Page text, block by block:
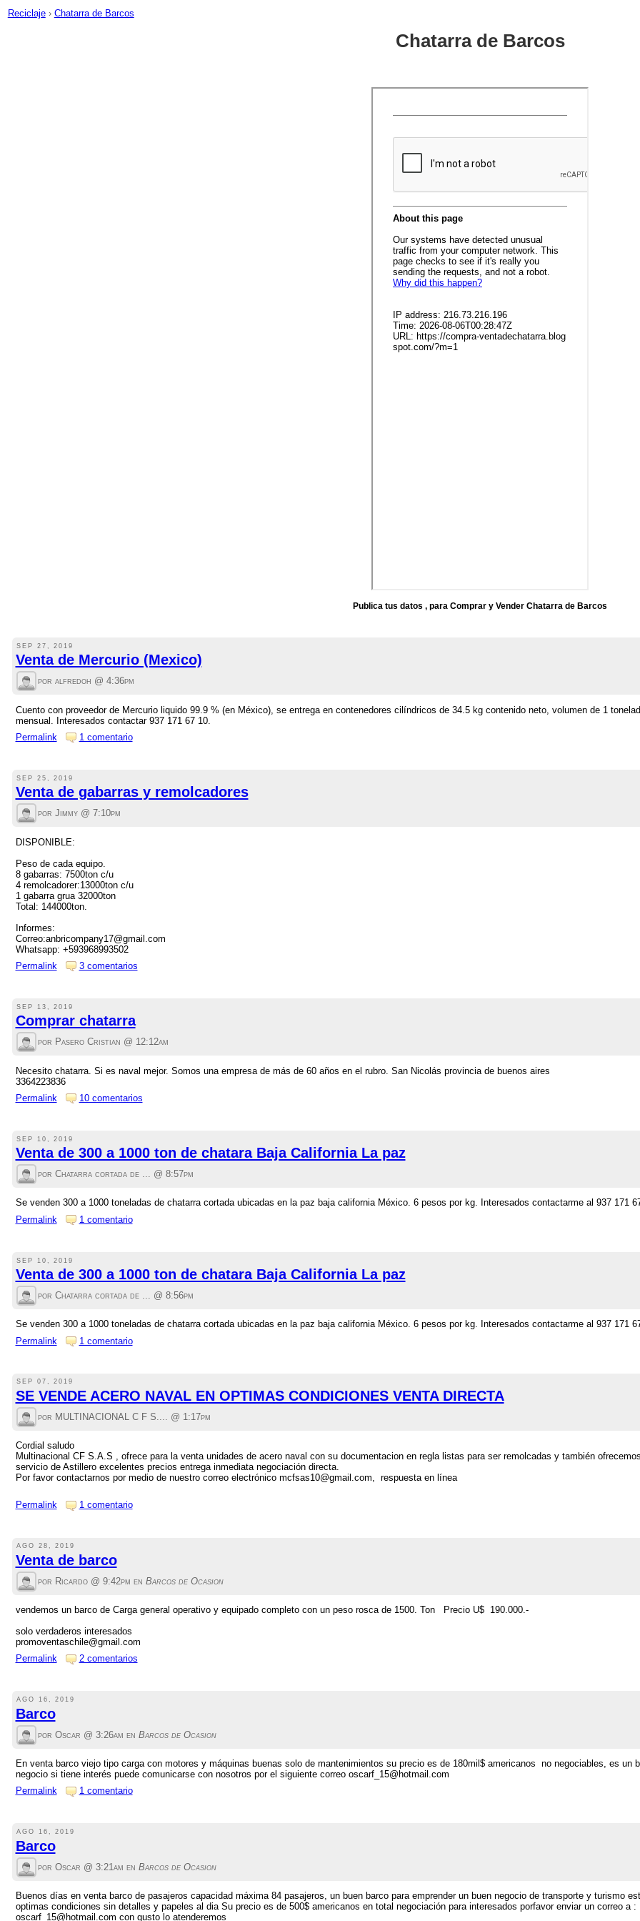
Reciclaje › Chatarra de Barcos
Chatarra de Barcos
Publica tus datos , para Comprar y Vender Chatarra de Barcos
SEP 27, 2019
Venta de Mercurio (Mexico)
por alfredoh @ 4:36pm
Cuento con proveedor de Mercurio liquido 99.9 % (en México), se entrega en contenedores cilíndricos de 34.5 kg contenido neto, volumen de 1
mensual. Interesados contactar 937 171 67 10.
Permalink
1 comentario
SEP 25, 2019
Venta de gabarras y remolcadores
por Jimmy @ 7:10pm
DISPONIBLE:
Peso de cada equipo.
8 gabarras: 7500ton c/u
4 remolcadorer:13000ton c/u
1 gabarra grua 32000ton
Total: 144000ton.
Informes:
Correo:anbricompany17@gmail.com
Whatsapp: +593968993502
Permalink
3 comentarios
SEP 13, 2019
Comprar chatarra
por Pasero Cristian @ 12:12am
Necesito chatarra. Si es naval mejor. Somos una empresa de más de 60 años en el rubro. San Nicolás provincia de buenos aires
3364223836
Permalink
10 comentarios
SEP 10, 2019
Venta de 300 a 1000 ton de chatara Baja California La paz
por Chatarra cortada de ... @ 8:57pm
Se venden 300 a 1000 toneladas de chatarra cortada ubicadas en la paz baja california México. 6 pesos por kg. Interesados contactarme al 937 171
Permalink
1 comentario
SEP 10, 2019
Venta de 300 a 1000 ton de chatara Baja California La paz
por Chatarra cortada de ... @ 8:56pm
Se venden 300 a 1000 toneladas de chatarra cortada ubicadas en la paz baja california México. 6 pesos por kg. Interesados contactarme al 937 171
Permalink
1 comentario
SEP 07, 2019
SE VENDE ACERO NAVAL EN OPTIMAS CONDICIONES VENTA DIRECTA
por MULTINACIONAL C F S.... @ 1:17pm
Cordial saludo
Multinacional CF S.A.S , ofrece para la venta unidades de acero naval con su documentacion en regla listas para ser remolcadas y también ofrecemos
servicio de Astillero excelentes precios entrega inmediata negociación directa.
Por favor contactarnos por medio de nuestro correo electrónico mcfsas10@gmail.com, respuesta en línea
Permalink 1 comentario
AGO 28, 2019
Venta de barco
por Ricardo @ 9:42pm en Barcos de Ocasion
vendemos un barco de Carga general operativo y equipado completo con un peso rosca de 1500. Ton Precio U$ 190.000.-
solo verdaderos interesados
promoventaschile@gmail.com
Permalink
2 comentarios
AGO 16, 2019
Barco
por Oscar @ 3:26am en Barcos de Ocasion
En venta barco viejo tipo carga con motores y máquinas buenas solo de mantenimientos su precio es de 180mil$ americanos no negociables, es un
negocio si tiene interés puede comunicarse con nosotros por el siguiente correo oscarf_15@hotmail.com
Permalink
1 comentario
AGO 16, 2019
Barco
por Oscar @ 3:21am en Barcos de Ocasion
Buenos días en venta barco de pasajeros capacidad máxima 84 pasajeros, un buen barco para emprender un buen negocio de transporte y turismo
optimas condiciones sin detalles y papeles al dia Su precio es de 500$ americanos en total negociación para interesados porfavor enviar un correo a :
oscarf_15@hotmail.com con gusto lo atenderemos